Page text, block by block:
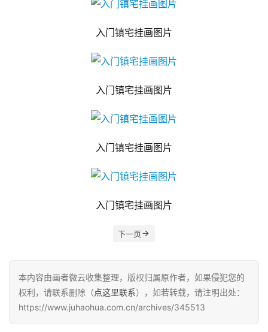
入门镇宅挂画图片
入门镇宅挂画图片
入门镇宅挂画图片
入门镇宅挂画图片
下一页
本内容由画者微云收集整理，版权归属原作者，如果侵犯您的
权利，请联系删除（点这里联系），如若转载，请注明出处：
https://www.juhaohua.com.cn/archives/345513